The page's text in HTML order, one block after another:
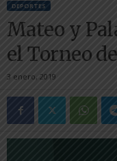
DEPORTES
Mateo y
el Torneo
3 enero, 2019